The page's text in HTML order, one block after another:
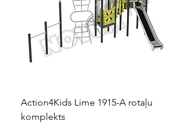
Action4Kids Lime 1915-A rotaļu
komplekts